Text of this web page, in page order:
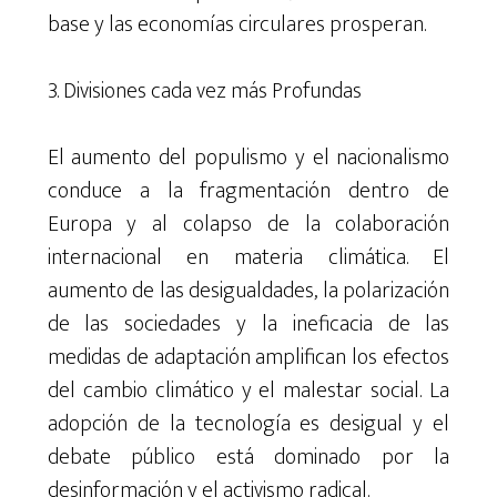
base y las economías circulares prosperan.
3. Divisiones cada vez más Profundas
El aumento del populismo y el nacionalismo
conduce a la fragmentación dentro de
Europa y al colapso de la colaboración
internacional en materia climática. El
aumento de las desigualdades, la polarización
de las sociedades y la ineficacia de las
medidas de adaptación amplifican los efectos
del cambio climático y el malestar social. La
adopción de la tecnología es desigual y el
debate público está dominado por la